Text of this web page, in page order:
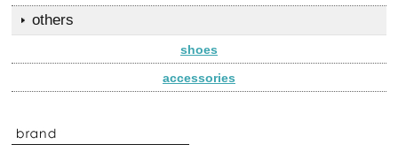
others
shoes
accessories